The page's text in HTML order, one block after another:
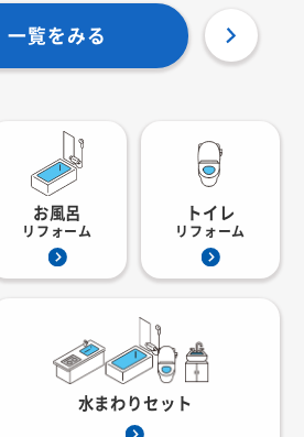
一覧をみる
お風呂
リフォーム
トイレ
リフォーム
水まわりセット